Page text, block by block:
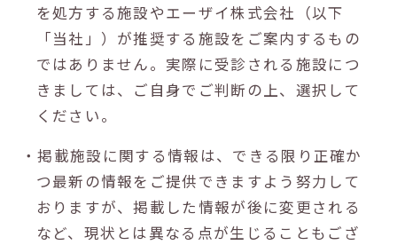
を処方する施設やエーザイ株式会社（以下
「当社」）が推奨する施設をご案内するもの
ではありません。実際に受診される施設につ
きましては、ご自身でご判断の上、選択して
ください。
・掲載施設に関する情報は、できる限り正確か
つ最新の情報をご提供できますよう努力して
おりますが、掲載した情報が後に変更される
など、現状とは異なる点が生じることもござ